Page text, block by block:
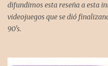
difundimos esta reseña a esta
videojuegos que se dió
90's.